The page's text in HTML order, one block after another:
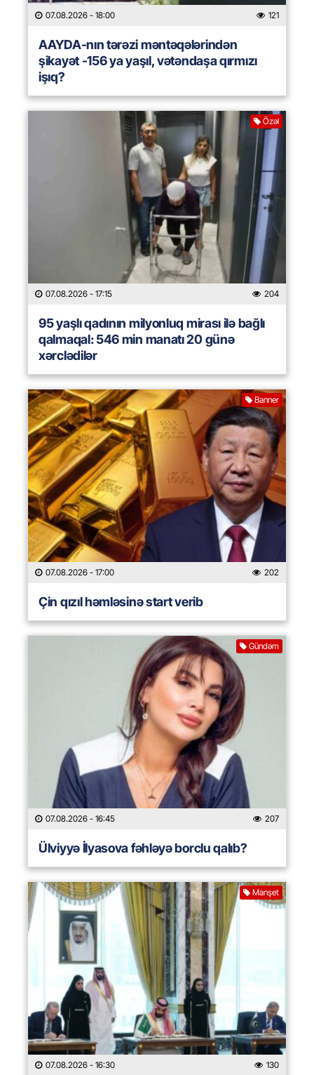
07.08.2026 - 18:00 121
AAYDA-nın tərəzi məntəqələrindən
şikayət -156 ya yaşıl, vətəndaşa qırmızı
işıq?
Özəl
07.08.2026 - 17:15 204
95 yaşlı qadının milyonluq mirası ilə bağlı
qalmaqal: 546 min manatı 20 günə
xərclədilər
Banner
07.08.2026 - 17:00 202
Çin qızıl həmləsinə start verib
Gündəm
07.08.2026 - 16:45 207
Ülviyyə İlyasova fəhləyə borclu qalıb?
Manşet
07.08.2026 - 16:30 130